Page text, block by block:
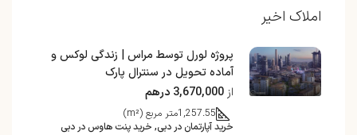
املاک اخیر
پروژه لورل توسط مراس | زندگی لوکس و
آماده تحویل در سنترال پارک
از 3,670,000 درهم
1,257.55متر مربع (m²)
خرید آپارتمان در دبی, خرید پنت هاوس در دبی